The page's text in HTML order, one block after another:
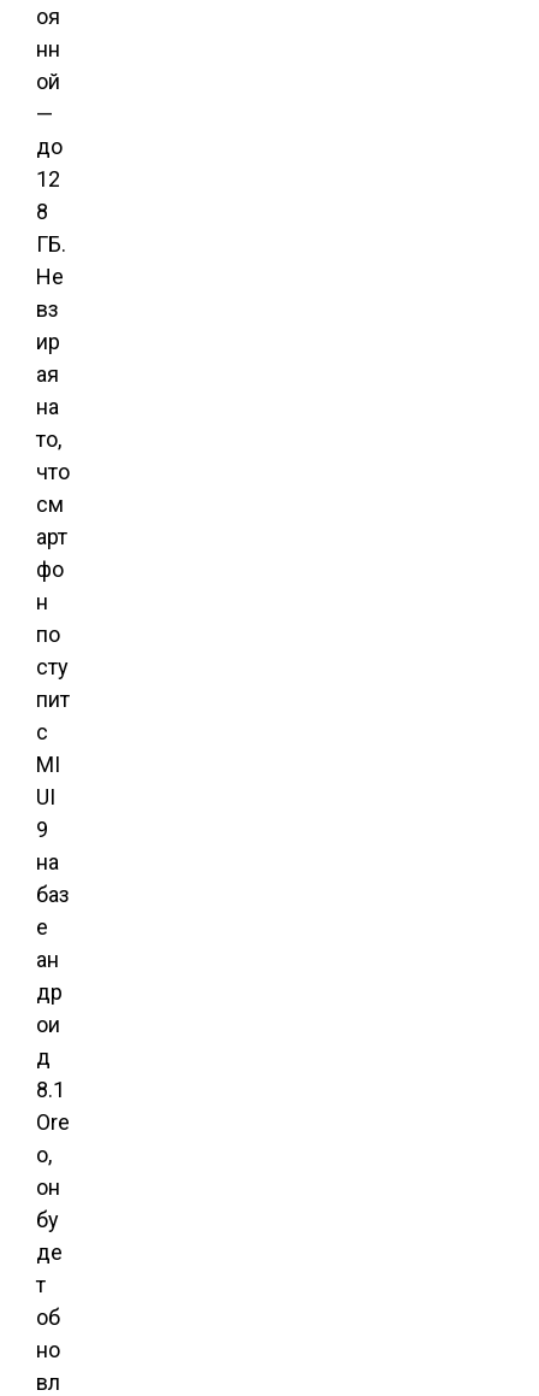
оя
нн
ой
—
до
12
8
ГБ.
Не
вз
ир
ая
на
то,
что
см
арт
фо
н
по
сту
пит
с
MI
UI
9
на
баз
е
ан
др
ои
д
8.1
Ore
o,
он
бу
де
т
об
но
вл